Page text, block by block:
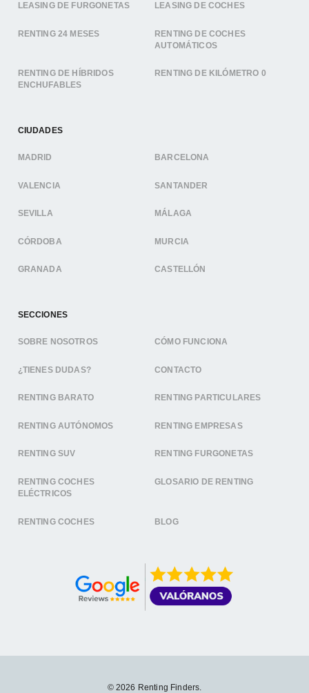
LEASING DE FURGONETAS LEASING DE COCHES
RENTING 24 MESES
RENTING DE COCHES
AUTOMÁTICOS
RENTING DE HÍBRIDOS
ENCHUFABLES
RENTING DE KILÓMETRO 0
CIUDADES
MADRID BARCELONA
VALENCIA SANTANDER
SEVILLA MÁLAGA
CÓRDOBA MURCIA
GRANADA CASTELLÓN
SECCIONES
SOBRE NOSOTROS CÓMO FUNCIONA
¿TIENES DUDAS? CONTACTO
RENTING BARATO RENTING PARTICULARES
RENTING AUTÓNOMOS RENTING EMPRESAS
RENTING SUV RENTING FURGONETAS
RENTING COCHES
ELÉCTRICOS
GLOSARIO DE RENTING
RENTING COCHES BLOG
© 2026 Renting Finders.